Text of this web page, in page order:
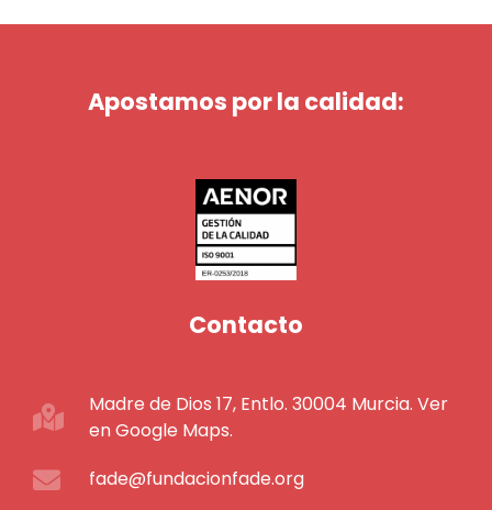
Apostamos por la calidad:
Contacto
Madre de Dios 17, Entlo. 30004 Murcia. Ver
en Google Maps.
fade@fundacionfade.org